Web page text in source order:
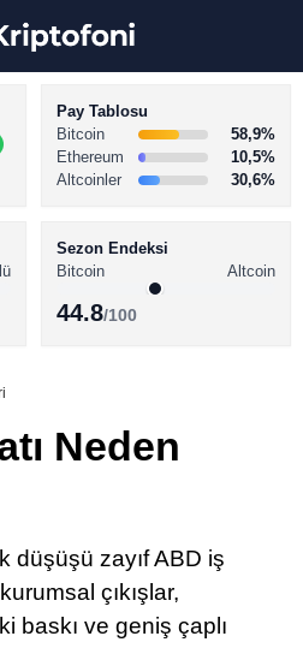
Youtube
Pinterest
LinkedIn
Pay Tablosu
Bitcoin
58,9%
Ethereum
10,5%
Altcoinler
30,6%
Sezon Endeksi
Bitcoin
Altcoin
44.8/100
Neden
düşüşü zayıf ABD iş
çıkışlar,
baskı ve geniş çaplı